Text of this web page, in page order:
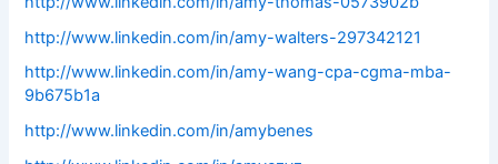
http://www.linkedin.com/in/amy-walters-297342121
http://www.linkedin.com/in/amy-wang-cpa-cgma-mba-
9b675b1a
http://www.linkedin.com/in/amybenes